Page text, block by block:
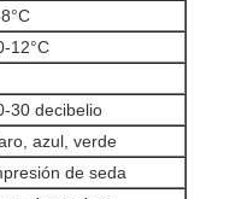
12°C
30 decibelio
azul, verde
de seda